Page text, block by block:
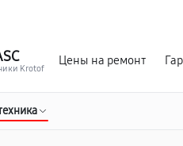
Krotof
Цены на ремонт